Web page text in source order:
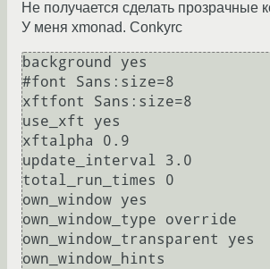
Не получается сделать прозрачные
У меня xmonad. Сonkyrc
background yes
#font Sans:size=8
xftfont Sans:size=8
use_xft yes
xftalpha 0.9
update_interval 3.0
total_run_times 0
own_window yes
own_window_type override
own_window_transparent yes
own_window_hints